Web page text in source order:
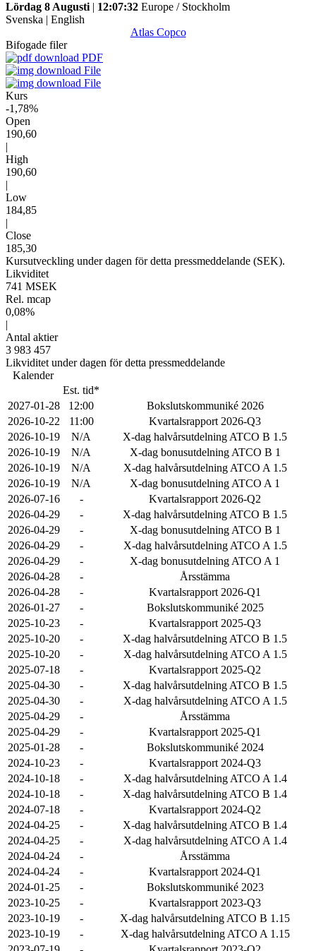
Lördag 8 Augusti | 12:07:32 Europe / Stockholm
Svenska | English
Atlas Copco
Bifogade filer
PDF
File
File
Kurs
-1,78%
Open
190,60
|
High
190,60
|
Low
184,85
|
Close
185,30
Kursutveckling under dagen för detta pressmeddelande (SEK).
Likviditet
741 MSEK
Rel. mcap
0,08%
|
Antal aktier
3 983 457
Likviditet under dagen för detta pressmeddelande
Kalender
Est. tid*
2027-01-28
12:00
Bokslutskommuniké 2026
2026-10-22
11:00
Kvartalsrapport 2026-Q3
2026-10-19
N/A
X-dag halvårsutdelning ATCO B 1.5
2026-10-19
N/A
X-dag bonusutdelning ATCO B 1
2026-10-19
N/A
X-dag halvårsutdelning ATCO A 1.5
2026-10-19
N/A
X-dag bonusutdelning ATCO A 1
2026-07-16
-
Kvartalsrapport 2026-Q2
2026-04-29
-
X-dag halvårsutdelning ATCO B 1.5
2026-04-29
-
X-dag bonusutdelning ATCO B 1
2026-04-29
-
X-dag halvårsutdelning ATCO A 1.5
2026-04-29
-
X-dag bonusutdelning ATCO A 1
2026-04-28
-
Årsstämma
2026-04-28
-
Kvartalsrapport 2026-Q1
2026-01-27
-
Bokslutskommuniké 2025
2025-10-23
-
Kvartalsrapport 2025-Q3
2025-10-20
-
X-dag halvårsutdelning ATCO B 1.5
2025-10-20
-
X-dag halvårsutdelning ATCO A 1.5
2025-07-18
-
Kvartalsrapport 2025-Q2
2025-04-30
-
X-dag halvårsutdelning ATCO B 1.5
2025-04-30
-
X-dag halvårsutdelning ATCO A 1.5
2025-04-29
-
Årsstämma
2025-04-29
-
Kvartalsrapport 2025-Q1
2025-01-28
-
Bokslutskommuniké 2024
2024-10-23
-
Kvartalsrapport 2024-Q3
2024-10-18
-
X-dag halvårsutdelning ATCO A 1.4
2024-10-18
-
X-dag halvårsutdelning ATCO B 1.4
2024-07-18
-
Kvartalsrapport 2024-Q2
2024-04-25
-
X-dag halvårsutdelning ATCO B 1.4
2024-04-25
-
X-dag halvårsutdelning ATCO A 1.4
2024-04-24
-
Årsstämma
2024-04-24
-
Kvartalsrapport 2024-Q1
2024-01-25
-
Bokslutskommuniké 2023
2023-10-25
-
Kvartalsrapport 2023-Q3
2023-10-19
-
X-dag halvårsutdelning ATCO B 1.15
2023-10-19
-
X-dag halvårsutdelning ATCO A 1.15